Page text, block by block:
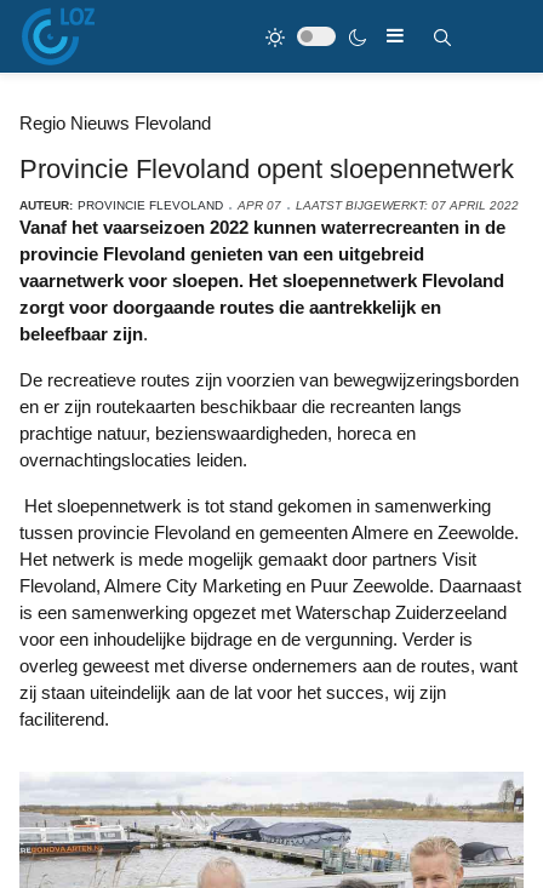
Regio Nieuws Flevoland
Provincie Flevoland opent sloepennetwerk
AUTEUR: PROVINCIE FLEVOLAND APR 07 LAATST BIJGEWERKT: 07 APRIL 2022
Vanaf het vaarseizoen 2022 kunnen waterrecreanten in de
provincie Flevoland genieten van een uitgebreid
vaarnetwerk voor sloepen. Het sloepennetwerk Flevoland
zorgt voor doorgaande routes die aantrekkelijk en
beleefbaar zijn.
De recreatieve routes zijn voorzien van bewegwijzeringsborden
en er zijn routekaarten beschikbaar die recreanten langs
prachtige natuur, bezienswaardigheden, horeca en
overnachtingslocaties leiden.
Het sloepennetwerk is tot stand gekomen in samenwerking
tussen provincie Flevoland en gemeenten Almere en Zeewolde.
Het netwerk is mede mogelijk gemaakt door partners Visit
Flevoland, Almere City Marketing en Puur Zeewolde. Daarnaast
is een samenwerking opgezet met Waterschap Zuiderzeeland
voor een inhoudelijke bijdrage en de vergunning. Verder is
overleg geweest met diverse ondernemers aan de routes, want
zij staan uiteindelijk aan de lat voor het succes, wij zijn
faciliterend.